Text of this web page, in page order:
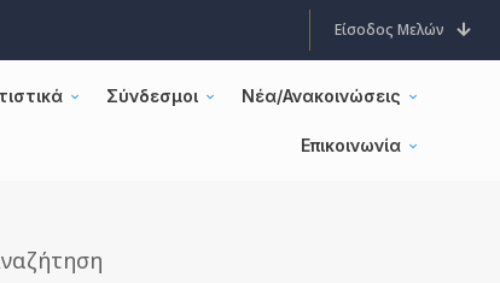
Είσοδος Μελών
Σύνδεσμοι Νέα/Ανακοινώσεις
Επικοινωνία